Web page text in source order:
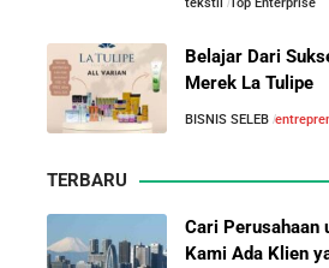
10 Pelajaran
Kisah Sukses Todd Boehly: Cucu
Arifin Panigoro: Dari Insinyur
Energi Indonesia yang Mendirikan
Perjuangan, dan Keputusan
Masa Depan
tekstil Top Enterprise
Belajar Dari
Merek La Tulipe
BISNIS SELEB
TERBARU
Cari Perusahaan
Kami Ada Klien